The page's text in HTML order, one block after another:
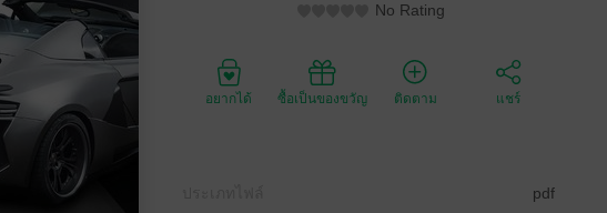
No Rating
อยากได้ ซื้อเป็นของขวัญ ติดตาม แชร์
pdf